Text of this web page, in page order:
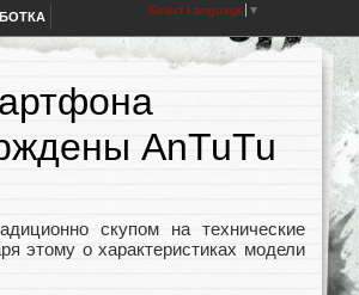
Select Language ▼
AnTuTu
скупом на технические
этому о характеристиках модели